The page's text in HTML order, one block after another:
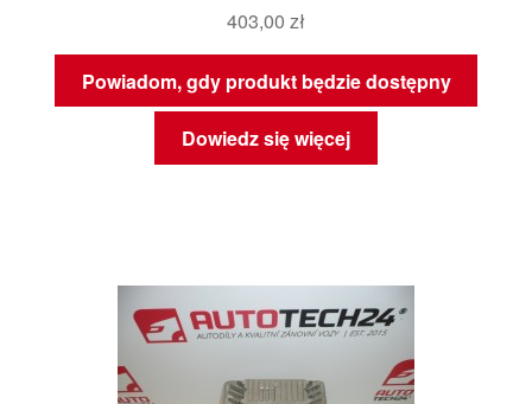
403,00 zł
Powiadom, gdy produkt będzie dostępny
Dowiedz się więcej